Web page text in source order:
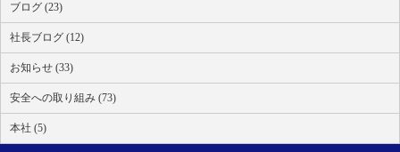
ブログ (23)
社長ブログ (12)
お知らせ (33)
安全への取り組み (73)
本社 (5)